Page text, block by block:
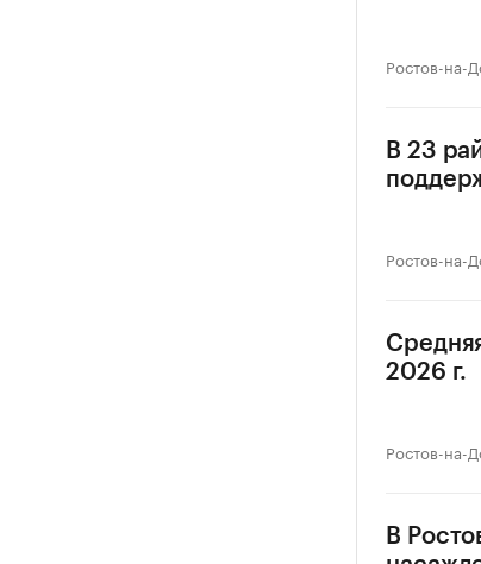
Ростов-на-
В 23
Ростов-на-
2026 г.
Ростов-на-
В